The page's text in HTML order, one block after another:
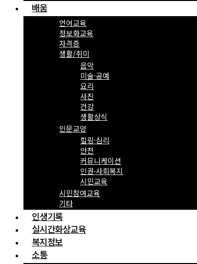
배움
언어교육
정보화교육
자격증
생활/취미
음악
미술·공예
요리
사진
건강
생활상식
인문교양
힐링·심리
안전
커뮤니케이션
인권·사회복지
시민교육
시민참여교육
기타
인생기록
실시간화상교육
복지정보
소통